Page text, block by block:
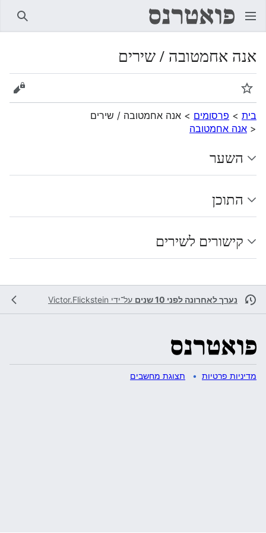
אנה אחמטובה / שירים
מעקב
בית > פרסומים > אנה אחמטובה / שירים
< אנה אחמטובה
השער
התוכן
קישורים לשירים
נערך לאחרונה לפני 10 שנים על־ידי Victor.Flickstein
מדיניות פרטיות תצוגת מחשבים